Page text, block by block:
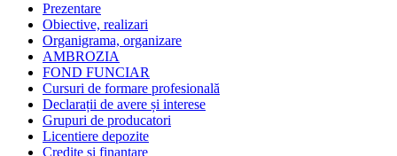
Prezentare
Obiective, realizari
Organigrama, organizare
AMBROZIA
FOND FUNCIAR
Cursuri de formare profesională
Declarații de avere și interese
Grupuri de producatori
Licentiere depozite
Credite si finantare